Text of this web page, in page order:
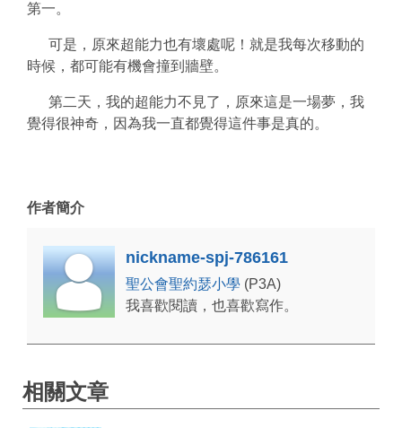
第一。
可是，原來超能力也有壞處呢！就是我每次移動的
時候，都可能有機會撞到牆壁。
第二天，我的超能力不見了，原來這是一場夢，我
覺得很神奇，因為我一直都覺得這件事是真的。
作者簡介
nickname-spj-786161
聖公會聖約瑟小學 (P3A)
我喜歡閱讀，也喜歡寫作。
相關文章